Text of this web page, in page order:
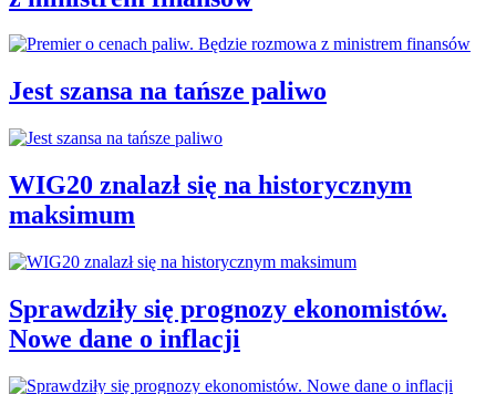
Jest szansa na tańsze paliwo
WIG20 znalazł się na historycznym
maksimum
Sprawdziły się prognozy ekonomistów.
Nowe dane o inflacji